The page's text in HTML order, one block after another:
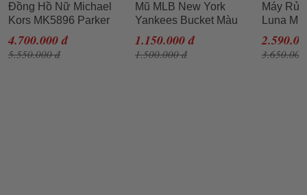
Đồng Hồ Nữ Michael
Kors MK5896 Parker
Blush Dial Ladies Watch
Dây Thép Không Gỉ
4.700.000 đ
5.550.000 đ
Mũ MLB New York
Yankees Bucket Màu
Đen Size 57H
1.150.000 đ
1.500.000 đ
Máy
Luna
Mint